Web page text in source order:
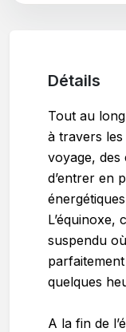
Détails
Tout au
à travers
voyage,
d’entrer en
L’équinoxe,
suspendu
quelques
A la fin de